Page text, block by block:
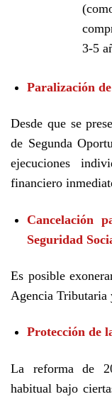
3-5
Paralización
Desde que se
de Segunda
ejecuciones
financiero
Cancelación
Seguridad
Es posible
Agencia Tributaria
Protección de
La reforma de
habitual bajo